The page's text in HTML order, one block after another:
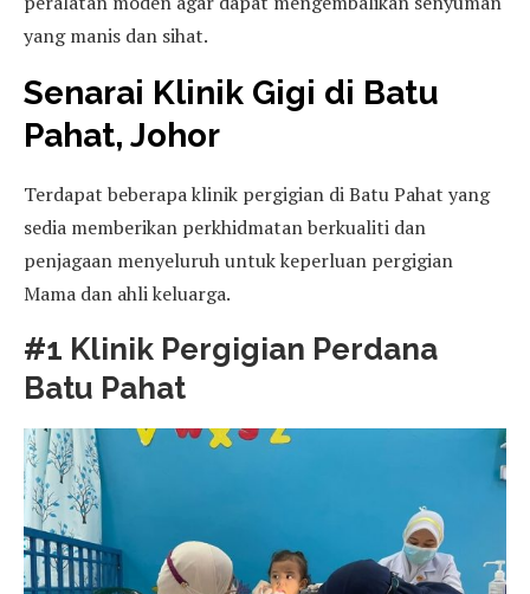
yang manis dan sihat.
Senarai Klinik Gigi di Batu
Pahat, Johor
Terdapat beberapa klinik pergigian di Batu Pahat yang
sedia memberikan perkhidmatan berkualiti dan
penjagaan menyeluruh untuk keperluan pergigian
Mama dan ahli keluarga.
#1 Klinik Pergigian Perdana
Batu Pahat